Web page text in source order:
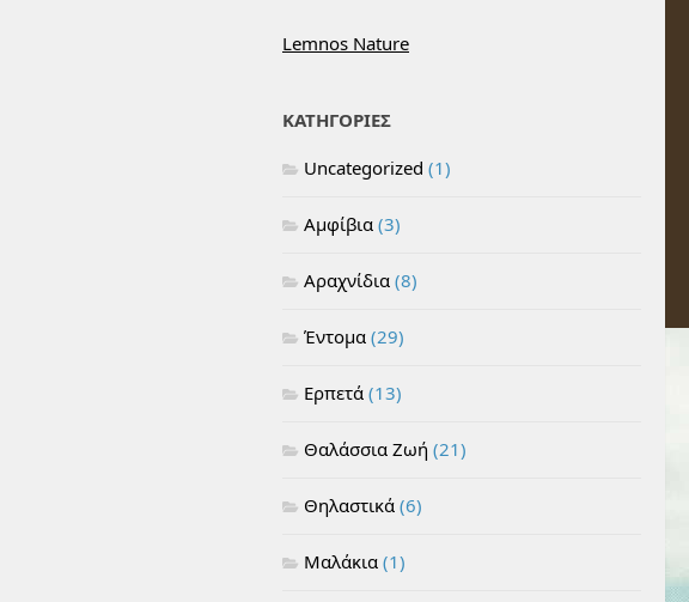
Lemnos Nature
ΚΑΤΗΓΟΡΙΕΣ
Uncategorized (1)
Αμφίβια (3)
Αραχνίδια (8)
Έντομα (29)
Ερπετά (13)
Θαλάσσια Ζωή (21)
Θηλαστικά (6)
Μαλάκια (1)